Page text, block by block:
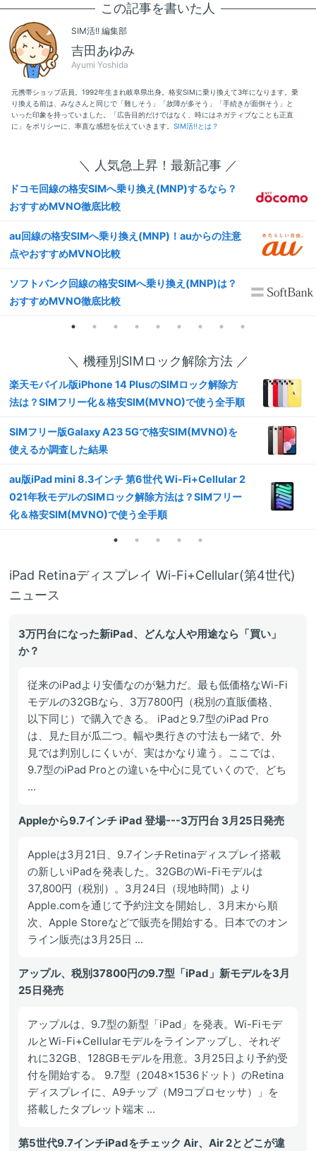
この記事を書いた人
SIM活!! 編集部
吉田あゆみ
Ayumi Yoshida
元携帯ショップ店員。1992年生まれ岐阜県出身。格安SIMに乗り換えて3年になります。乗
り換える前は、みなさんと同じで「難しそう」「故障が多そう」「手続きが面倒そう」と
いった印象を持っていました。「広告目的だけではなく、時にはネガティブなことも正直
に」をポリシーに、率直な感想を伝えていきます。 SIM活!!とは？
＼ 人気急上昇！最新記事 ／
ドコモ回線の格安SIMへ乗り換え(MNP)するなら？
おすすめMVNO徹底比較
au回線の格安SIMへ乗り換え(MNP)！auからの注意
点やおすすめMVNO比較
ソフトバンク回線の格安SIMへ乗り換え(MNP)は？
おすすめMVNO徹底比較
＼ 機種別SIMロック解除方法 ／
楽天モバイル版iPhone 14 PlusのSIMロック解除方
法は？SIMフリー化＆格安SIM(MVNO)で使う全手順
SIMフリー版Galaxy A23 5Gで格安SIM(MVNO)を
使えるか調査した結果
au版iPad mini 8.3インチ 第6世代 Wi-Fi+Cellular 2
021年秋モデルのSIMロック解除方法は？SIMフリー
化＆格安SIM(MVNO)で使う全手順
iPad Retinaディスプレイ Wi-Fi+Cellular(第4世代)
ニュース
3万円台になった新iPad、どんな人や用途なら「買い」
か？
従来のiPadより安価なのが魅力だ。最も低価格なWi-Fi
モデルの32GBなら、3万7800円（税別の直販価格、
以下同じ）で購入できる。 iPadと9.7型のiPad Pro
は、見た目が瓜二つ。幅や奥行きの寸法も一緒で、外
見では判別しにくいが、実はかなり違う。ここでは、
9.7型のiPad Proとの違いを中心に見ていくので、どち
...
Appleから9.7インチ iPad 登場---3万円台 3月25日発売
Appleは3月21日、9.7インチRetinaディスプレイ搭載
の新しいiPadを発表した。32GBのWi-Fiモデルは
37,800円（税別）。3月24日（現地時間）より
Apple.comを通じて予約注文を開始し、3月末から順
次、Apple Storeなどで販売を開始する。日本でのオン
ライン販売は3月25日 ...
アップル、税別37800円の9.7型「iPad」新モデルを3月
25日発売
アップルは、9.7型の新型「iPad」を発表。Wi-Fiモデ
ルとWi-Fi+Cellularモデルをラインアップし、それぞ
れに32GB、128GBモデルを用意。3月25日より予約受
付を開始する。 9.7型（2048×1536ドット）のRetina
ディスプレイに、A9チップ（M9コプロセッサ）」を
搭載したタブレット端末 ...
第5世代9.7インチiPadをチェック Air、Air 2とどこが違